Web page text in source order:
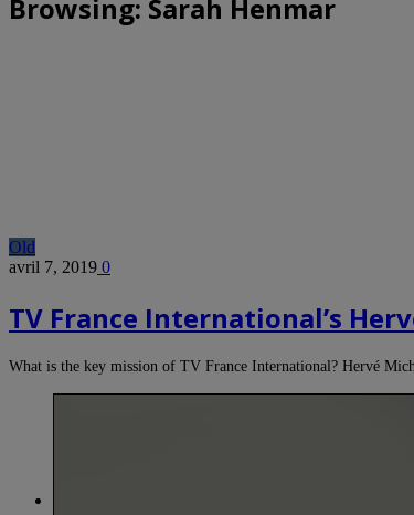
Browsing: Sarah Henmar
Old
avril 7, 2019 0
TV France International’s
What is the key mission of TV France International? Hervé